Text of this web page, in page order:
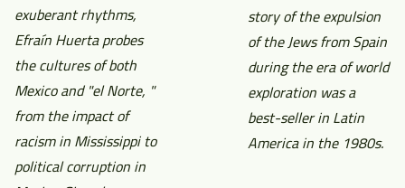
exuberant rhythms,
Efraín Huerta probes
the cultures of both
Mexico and "el Norte, "
from the impact of
racism in Mississippi to
political corruption in
story of the expulsion
of the Jews from Spain
during the era of world
exploration was a
best-seller in Latin
America in the 1980s.